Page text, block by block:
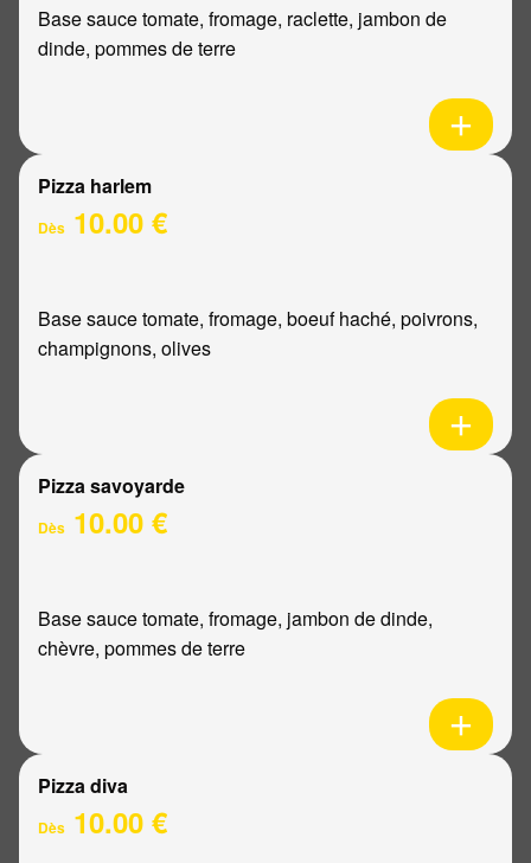
Base sauce tomate, fromage, raclette, jambon de
dinde, pommes de terre
Pizza harlem
Dès 10.00 €
Base sauce tomate, fromage, boeuf haché, poivrons,
champignons, olives
Pizza savoyarde
Dès 10.00 €
Base sauce tomate, fromage, jambon de dinde,
chèvre, pommes de terre
Pizza diva
Dès 10.00 €